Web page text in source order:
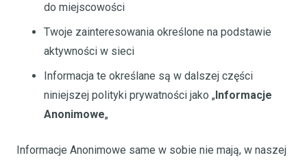
do miejscowości
Twoje zainteresowania określone na podstawie
aktywności w sieci
Informacja te określane są w dalszej części
niniejszej polityki prywatności jako „Informacje
Anonimowe„
Informacje Anonimowe same w sobie nie mają, w naszej